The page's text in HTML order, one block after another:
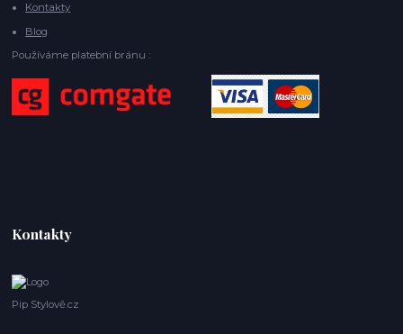
Kontakty
Blog
Používáme platební bránu :
Kontakty
Pip Stylově.cz